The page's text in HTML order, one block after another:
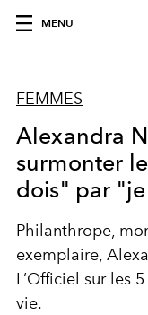
MENU
FEMMES
Alexandra
surmonter
dois" par
Philanthrope,
exemplaire,
L’Officiel sur les
vie.